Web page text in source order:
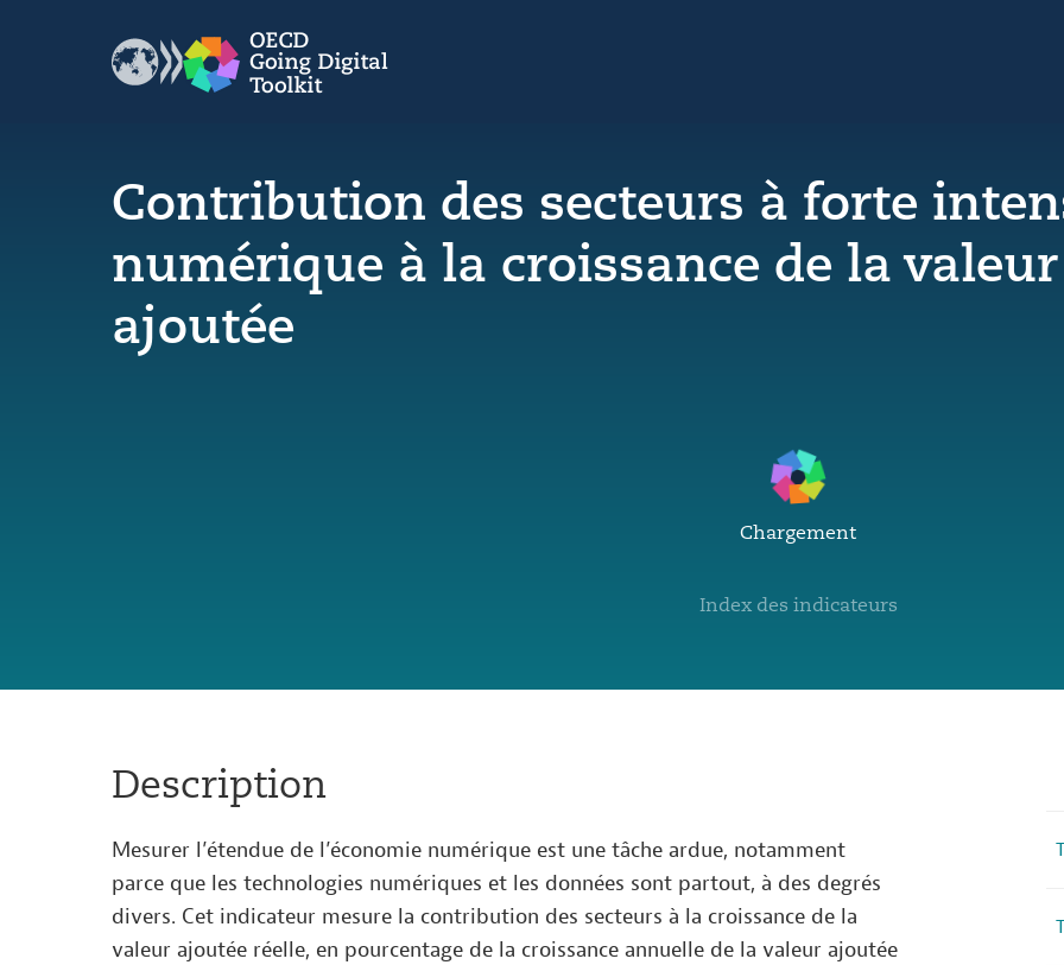
Policy Dimensions
Data Kitchen
Indicators
Contribution des secteurs à forte
numérique à la croissance de la valeur
ajoutée
Chargement
Index des indicateurs
Description
Mesurer l’étendue de l’économie numérique est une tâche ardue, notamment
parce que les technologies numériques et les données sont partout, à des degrés
divers. Cet indicateur mesure la contribution des secteurs à la croissance de la
valeur ajoutée réelle, en pourcentage de la croissance annuelle de la valeur ajoutée